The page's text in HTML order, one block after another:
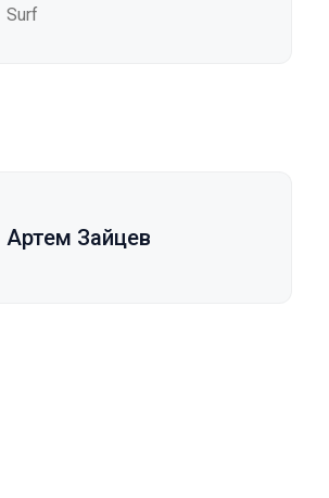
Surf
Артем Зайцев